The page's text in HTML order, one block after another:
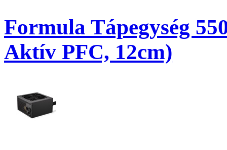
Formula Tápegység
Aktív PFC, 12cm)